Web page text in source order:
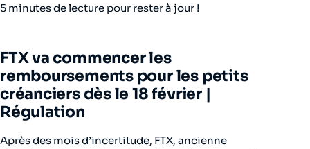
5 minutes de lecture pour rester à jour !
FTX va commencer les
remboursements pour les petits
créanciers dès le 18 février |
Régulation
Après des mois d’incertitude, FTX, ancienne